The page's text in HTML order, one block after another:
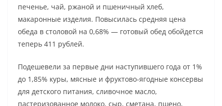
печенье, чай, ржаной и пшеничный хлеб,
макаронные изделия. Повысилась средняя цена
обеда в столовой на 0,68% — готовый обед обойдется
теперь 411 рублей.
Подешевели за первые дни наступившего года от 1%
до 1,85% куры, мясные и фруктово-ягодные консервы
для детского питания, сливочное масло,
пастеризованное молоко, сыр, сметана, пшено,